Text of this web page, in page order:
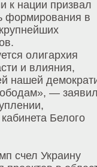
к нации призвал
формирования в
олигархия
и влияния,
нашей
—
Белого
счел Украину